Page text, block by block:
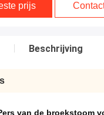
prijs
Beschrijving
van de broekstoom